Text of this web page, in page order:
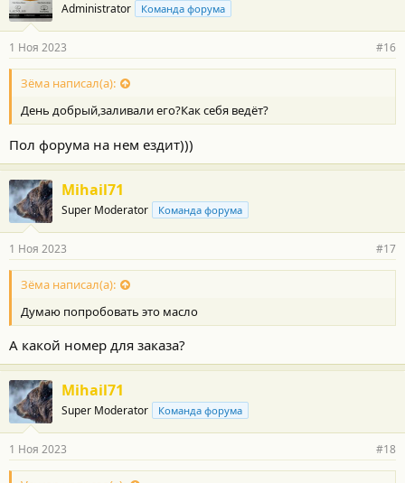
Administrator Команда форума
1 Ноя 2023 #16
Зёма написал(а):
День добрый,заливали его?Как себя ведёт?
Пол форума на нем ездит)))
Mihail71
Super Moderator Команда форума
1 Ноя 2023 #17
Зёма написал(а):
Думаю попробовать это масло
А какой номер для заказа?
Mihail71
Super Moderator Команда форума
1 Ноя 2023 #18